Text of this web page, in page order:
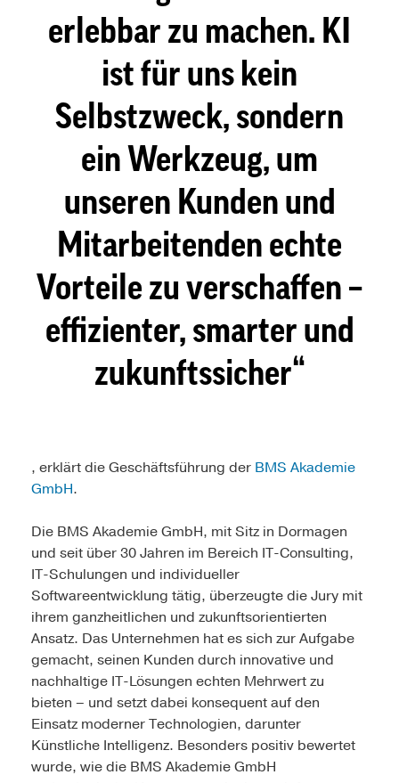
erlebbar zu machen. KI
ist für uns kein
Selbstzweck, sondern
ein Werkzeug, um
unseren Kunden und
Mitarbeitenden echte
Vorteile zu verschaffen –
effizienter, smarter und
zukunftssicher
, erklärt die Geschäftsführung der BMS Akademie
GmbH.
Die BMS Akademie GmbH, mit Sitz in Dormagen
und seit über 30 Jahren im Bereich IT-Consulting,
IT-Schulungen und individueller
Softwareentwicklung tätig, überzeugte die Jury mit
ihrem ganzheitlichen und zukunftsorientierten
Ansatz. Das Unternehmen hat es sich zur Aufgabe
gemacht, seinen Kunden durch innovative und
nachhaltige IT-Lösungen echten Mehrwert zu
bieten – und setzt dabei konsequent auf den
Einsatz moderner Technologien, darunter
Künstliche Intelligenz. Besonders positiv bewertet
wurde, wie die BMS Akademie GmbH